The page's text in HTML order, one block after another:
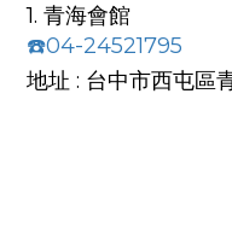
1. 青海會館
☎️04-24521795
地址 : 台中市西屯區